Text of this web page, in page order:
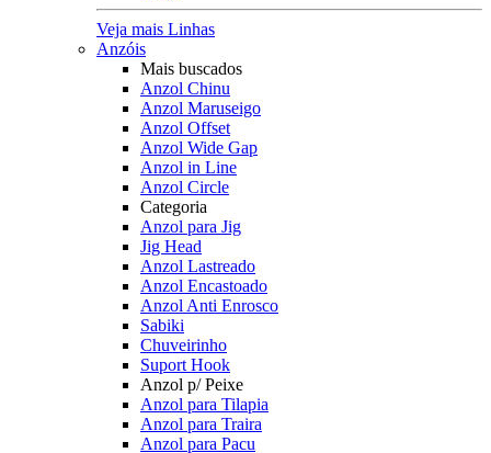
Veja mais Linhas
Anzóis
Mais buscados
Anzol Chinu
Anzol Maruseigo
Anzol Offset
Anzol Wide Gap
Anzol in Line
Anzol Circle
Categoria
Anzol para Jig
Jig Head
Anzol Lastreado
Anzol Encastoado
Anzol Anti Enrosco
Sabiki
Chuveirinho
Suport Hook
Anzol p/ Peixe
Anzol para Tilapia
Anzol para Traira
Anzol para Pacu